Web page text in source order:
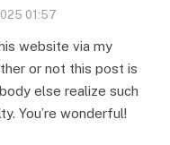
01:57
website via my
or not this post is
else realize such
You’re wonderful!